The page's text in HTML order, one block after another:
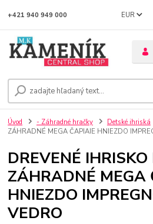
EUR
+421 940 949 000
Úvod - Záhradné hračky Detské ihriská
ZÁHRADNÉ MEGA ČAPIAIE HNIEZDO
DREVENÉ
ZÁHRADNÉ MEGA
HNIEZDO
VEDRO